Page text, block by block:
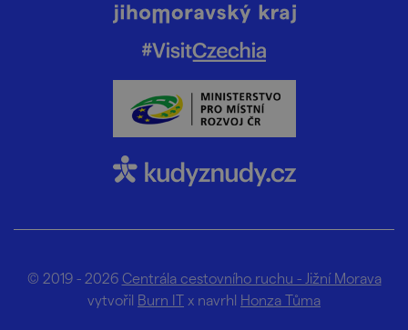
© 2019 - 2026 Centrála cestovního ruchu - Jižní Morava
vytvořil Burn IT x navrhl Honza Tůma